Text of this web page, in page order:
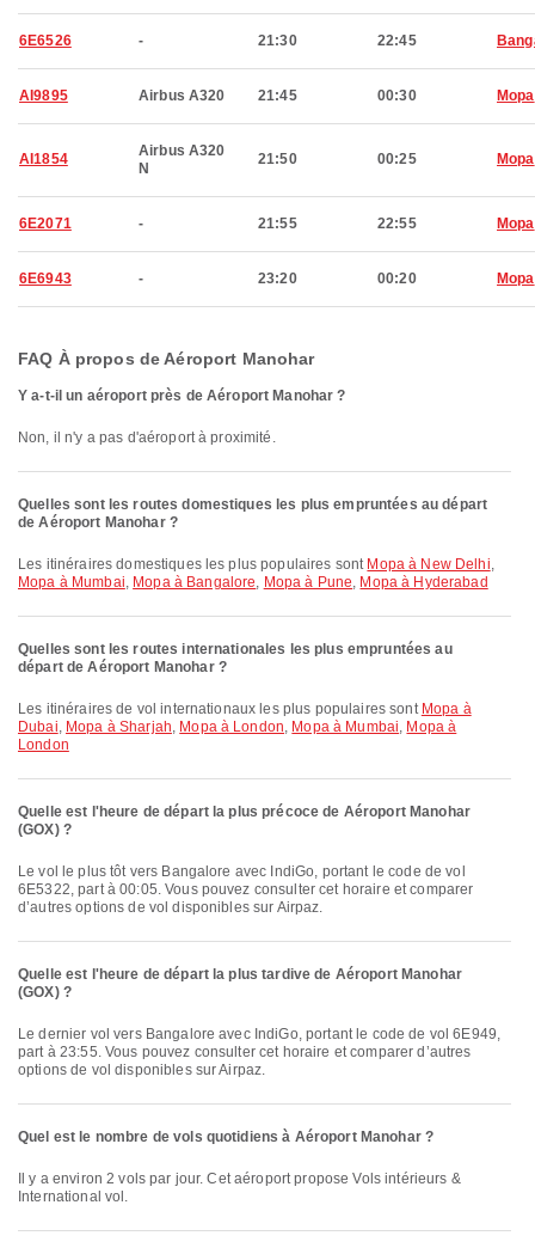
6E6526 - 21:30 22:45
AI9895 Airbus A320 21:45 00:30 Mopa
AI1854
Airbus A320
N
21:50 00:25 Mopa
6E2071 - 21:55 22:55 Mopa
6E6943 - 23:20 00:20 Mopa
FAQ À propos de Aéroport Manohar
Y a-t-il un aéroport près de Aéroport Manohar ?
Non, il n'y a pas d'aéroport à proximité.
Quelles sont les routes domestiques les plus empruntées au départ
de Aéroport Manohar ?
Les itinéraires domestiques les plus populaires sont Mopa à New Delhi,
Mopa à Mumbai, Mopa à Bangalore, Mopa à Pune, Mopa à Hyderabad
Quelles sont les routes internationales les plus empruntées au
départ de Aéroport Manohar ?
Les itinéraires de vol internationaux les plus populaires sont Mopa à
Dubai, Mopa à Sharjah, Mopa à London, Mopa à Mumbai, Mopa à
London
Quelle est l'heure de départ la plus précoce de Aéroport Manohar
(GOX) ?
Le vol le plus tôt vers Bangalore avec IndiGo, portant le code de vol
6E5322, part à 00:05. Vous pouvez consulter cet horaire et comparer
d’autres options de vol disponibles sur Airpaz.
Quelle est l'heure de départ la plus tardive de Aéroport Manohar
(GOX) ?
Le dernier vol vers Bangalore avec IndiGo, portant le code de vol 6E949,
part à 23:55. Vous pouvez consulter cet horaire et comparer d’autres
options de vol disponibles sur Airpaz.
Quel est le nombre de vols quotidiens à Aéroport Manohar ?
International vol.